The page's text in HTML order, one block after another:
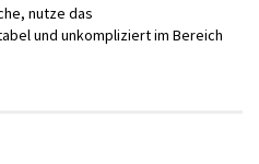
nutze das
und unkompliziert im Bereich